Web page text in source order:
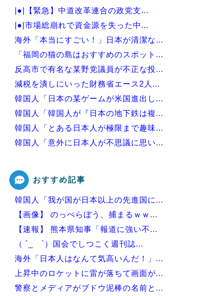
|●|【緊急】中道改革連合の政党支...
|●|市場総崩れで資金源を失った中...
海外「本当にすごい！」日本が清潔な...
「福岡の猫の島はおすすめのスポット...
反高市で有名な某野党議員が不正な投...
減税を潰しにいった財務省エース2人...
韓国人「日本の某ゲームが米国進出し...
韓国人「韓国人が『日本の地下鉄は複...
韓国人「とある日本人が極限まで趣味...
韓国人「意外に日本人が不思議に思い...
Powered by livedoor 相互RSS
おすすめ記事
韓国人「我が国が日本以上の先進国に...
【画像】 のっぺらぼう、捕まるｗｗ...
【速報】 熊本県知事「報道に強い不...
（ ´_ゝ`）国会でしつこく週刊誌...
海外「日本人はなんて気高いんだ！」...
上昇中のロケットに雷が落ちて画面が...
警察とメディアがブドウ泥棒の名前と...